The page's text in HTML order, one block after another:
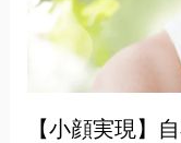
【小顔実現】